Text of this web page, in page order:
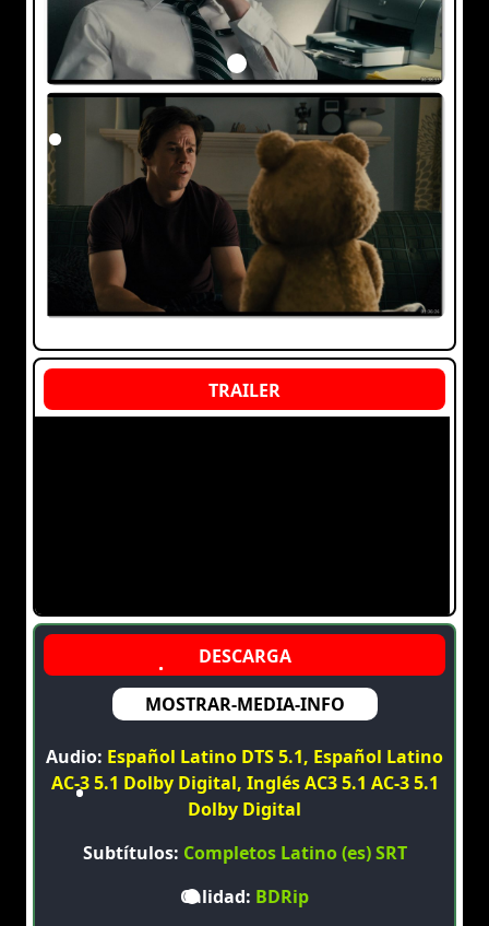
MOSTRAR-MEDIA-INFO
Audio: Español Latino DTS 5.1, Español Latino
AC-3 5.1 Dolby Digital, Inglés AC3 5.1 AC-3 5.1
Dolby Digital
Subtítulos: Completos Latino (es) SRT
Calidad: BDRip